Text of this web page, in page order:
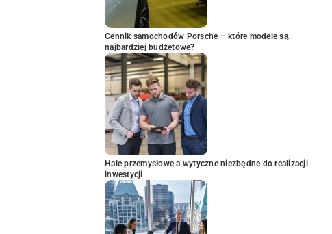
Cennik samochodów Porsche – które modele są
najbardziej budżetowe?
Hale przemysłowe a wytyczne niezbędne do realizacji
inwestycji